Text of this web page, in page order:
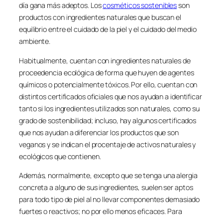
día gana más adeptos. Loscosméticos sosteniblesson
productos con ingredientes naturales que buscan el
equilibrio entre el cuidado de la piel y el cuidado del medio
ambiente.
Habitualmente, cuentan con ingredientes naturales de
proceedencia ecológica de forma que huyen de agentes
químicos o potencialmente tóxicos. Por ello, cuentan con
distintos certificados oficiales que nos ayudan a identificar
tanto si los ingredientes utilizados son naturales, como su
grado de sostenibilidad; incluso, hay algunos certificados
que nos ayudan a diferenciar los productos que son
veganos y se indican el procentaje de activos naturales y
ecológicos que contienen.
Además, normalmente, excepto que se tenga una alergia
concreta a alguno de sus ingredientes, suelen ser aptos
para todo tipo de piel al no llevar componentes demasiado
fuertes o reactivos; no por ello menos eficaces. Para